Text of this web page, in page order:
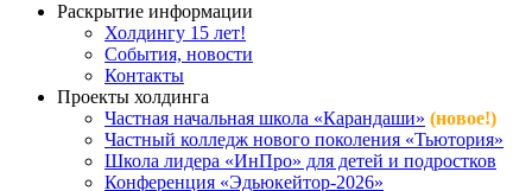
Раскрытие информации
Холдингу 15 лет!
События, новости
Контакты
Проекты холдинга
Частная начальная школа «Карандаши» (новое!)
Частный колледж нового поколения «Тьютория»
Школа лидера «ИнПро» для детей и подростков
Конференция «Эдьюкейтор-2026»